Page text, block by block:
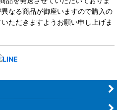
なる商品が御座いますので購入の
ただきますようお願い申し上げま